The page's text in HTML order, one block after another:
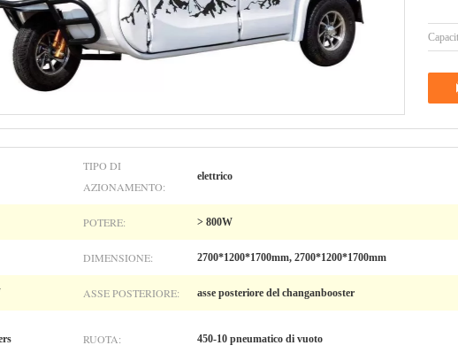
TIPO DI
AZIONAMENTO:
elettrico
POTERE: > 800W
DIMENSIONE: 2700*1200*1700mm, 2700*1200*1700mm
ASSE POSTERIORE: asse posteriore del changanbooster
RUOTA: 450-10 pneumatico di vuoto